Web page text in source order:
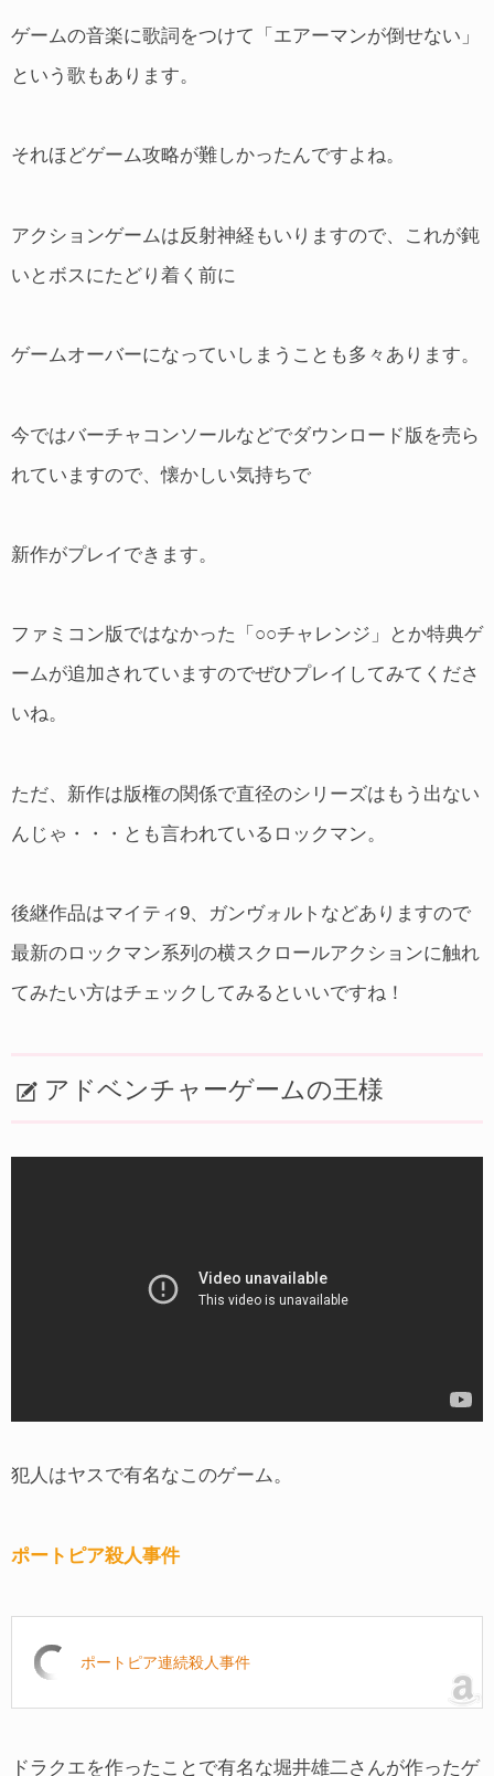
ゲームの音楽に歌詞をつけて「エアーマンが倒せない」
という歌もあります。
それほどゲーム攻略が難しかったんですよね。
アクションゲームは反射神経もいりますので、これが鈍
いとボスにたどり着く前に
ゲームオーバーになっていしまうことも多々あります。
今ではバーチャコンソールなどでダウンロード版を売ら
れていますので、懐かしい気持ちで
新作がプレイできます。
ファミコン版ではなかった「○○チャレンジ」とか特典ゲ
ームが追加されていますのでぜひプレイしてみてくださ
いね。
ただ、新作は版権の関係で直径のシリーズはもう出ない
んじゃ・・・とも言われているロックマン。
後継作品はマイティ9、ガンヴォルトなどありますので
最新のロックマン系列の横スクロールアクションに触れ
てみたい方はチェックしてみるといいですね！
アドベンチャーゲームの王様
犯人はヤスで有名なこのゲーム。
ポートピア殺人事件
ポートピア連続殺人事件
ドラクエを作ったことで有名な堀井雄二さんが作ったゲ